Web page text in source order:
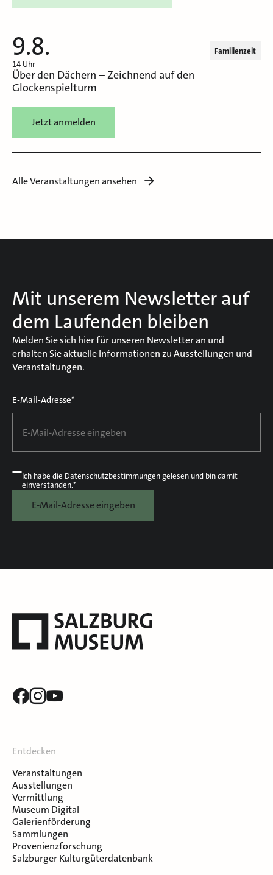
9.8.
14 Uhr
Familienzeit
Über den Dächern – Zeichnend auf den
Glockenspielturm
Jetzt anmelden
Alle Veranstaltungen ansehen
Mit unserem Newsletter auf
dem Laufenden bleiben
Melden Sie sich hier für unseren Newsletter an und
erhalten Sie aktuelle Informationen zu Ausstellungen und
Veranstaltungen.
E-Mail-Adresse*
Ich habe die Datenschutzbestimmungengelesen und bin damit
einverstanden.*
E-Mail-Adresse eingeben
Entdecken
Veranstaltungen
Ausstellungen
Vermittlung
Museum Digital
Galerienförderung
Sammlungen
Provenienzforschung
Salzburger Kulturgüterdatenbank